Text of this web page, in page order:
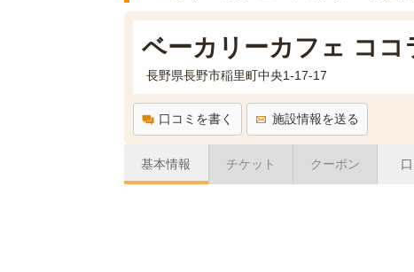
ベーカリーカフェ コ
長野県長野市稲里町中央1-17-17
口コミを書く 施設情報を送る
基本情報 チケット クーポン